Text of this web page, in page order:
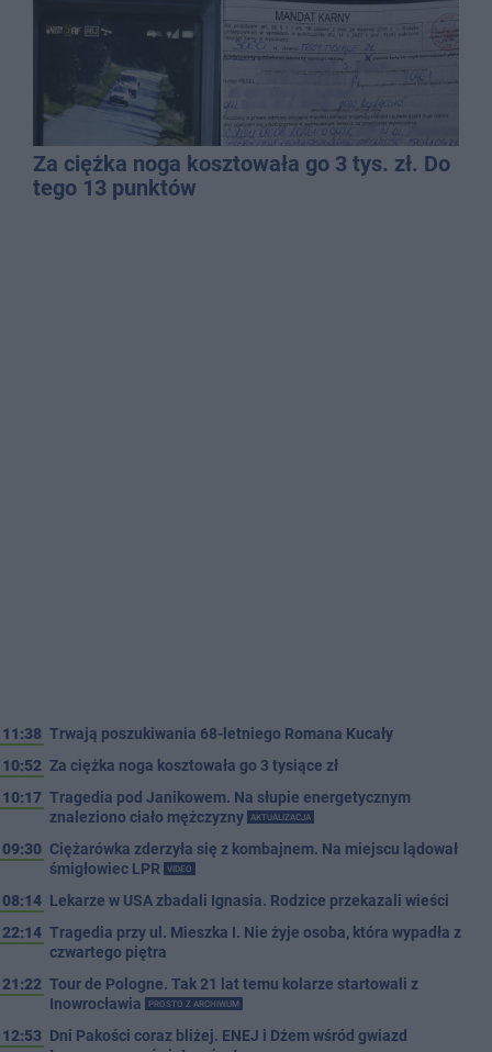
Za ciężka noga kosztowała go 3 tys. zł. Do
tego 13 punktów
11:38 Trwają poszukiwania 68-letniego Romana Kucały
10:52 Za ciężka noga kosztowała go 3 tysiące zł
10:17 Tragedia pod Janikowem. Na słupie energetycznym
znaleziono ciało mężczyzny
AKTUALIZACJA
09:30 Ciężarówka zderzyła się z kombajnem. Na miejscu lądował
śmigłowiec LPR
VIDEO
08:14 Lekarze w USA zbadali Ignasia. Rodzice przekazali wieści
22:14 Tragedia przy ul. Mieszka I. Nie żyje osoba, która wypadła z
czwartego piętra
21:22 Tour de Pologne. Tak 21 lat temu kolarze startowali z
Inowrocławia
PROSTO Z ARCHIWUM
12:53 Dni Pakości coraz bliżej. ENEJ i Dżem wśród gwiazd